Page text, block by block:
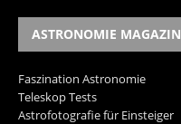
ASTRONOMIE MAGAZIN
Faszination Astronomie
Teleskop Tests
Astrofotografie für Einsteiger